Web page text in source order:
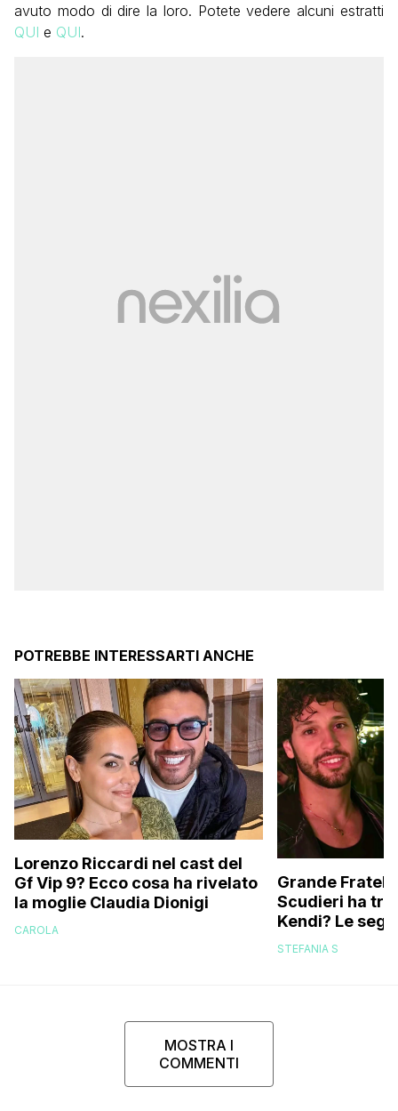
avuto modo di dire la loro. Potete vedere alcuni estratti
QUI e QUI.
POTREBBE INTERESSARTI ANCHE
Lorenzo Riccardi nel cast del
Gf Vip 9? Ecco cosa ha rivelato
la moglie Claudia Dionigi
CAROLA
Grande
Scudieri ha
Kendi? Le
replica dell’ex
STEFANIA S
MOSTRA I
COMMENTI